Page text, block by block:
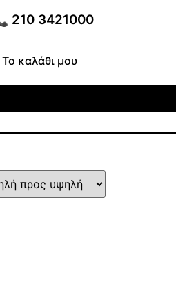
210 3421000
Το καλάθι μου